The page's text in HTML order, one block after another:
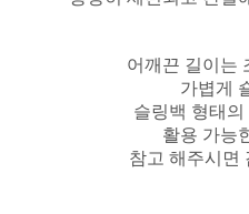
어깨끈 길이는
가볍게
슬링백 형태의
활용 가능
참고 해주시면